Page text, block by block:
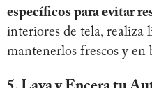
específicos para evitar
interiores de tela, realiza
mantenerlos frescos y en